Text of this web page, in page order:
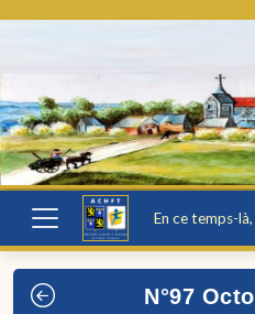
En ce temps-
N°97